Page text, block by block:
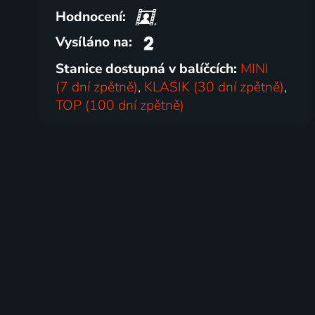
Hodnocení:
Vysíláno na:
Stanice dostupná v balíčcích: MINI
(7 dní zpětně), KLASIK (30 dní zpětně),
TOP (100 dní zpětně)